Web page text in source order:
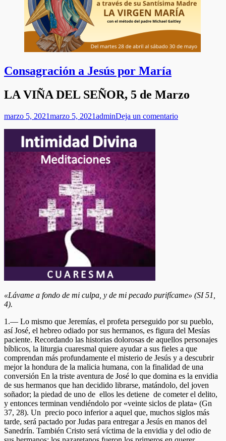
Consagración a Jesús por María
LA VIÑA DEL SEÑOR, 5 de Marzo
Publicado
marzo 5, 2021marzo 5, 2021Autor
adminDeja un comentario
«Lávame a fondo de mi culpa, y de mi pecado purifícame» (SI 51,
4).
1.— Lo mismo que Jeremías, el profeta perseguido por su pueblo,
así José, el hebreo odiado por sus hermanos, es figura del Mesías
paciente. Recordando las historias dolorosas de aquellos personajes
bíblicos, la liturgia cuaresmal quiere ayudar a sus fieles a que
comprendan más profundamente el misterio de Jesús y a descubrir
mejor la hondura de la malicia humana, con la finalidad de una
conversión En la triste aventura de José lo que domina es la envidia
de sus hermanos que han decidido librarse, matándolo, del joven
soñador; la piedad de uno de ellos les detiene de cometer el delito,
y entonces terminan vendiéndolo por «veinte siclos de plata» (Gn
37, 28). Un precio poco inferior a aquel que, muchos siglos más
tarde, será pactado por Judas para entregar a Jesús en manos del
Sanedrín. También Cristo será víctima de la envidia y del odio de